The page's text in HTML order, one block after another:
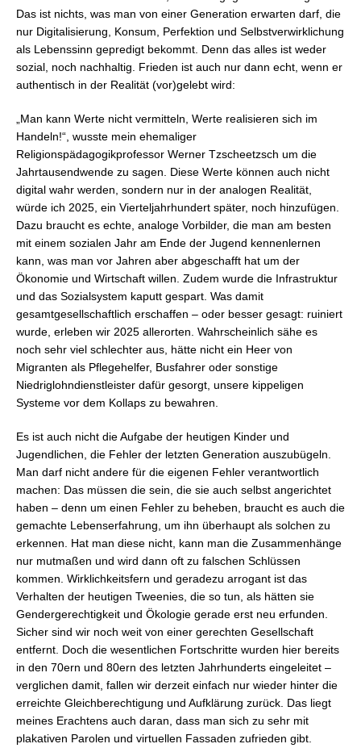
Das ist nichts, was man von einer Generation erwarten darf, die
nur Digitalisierung, Konsum, Perfektion und Selbstverwirklichung
als Lebenssinn gepredigt bekommt. Denn das alles ist weder
sozial, noch nachhaltig. Frieden ist auch nur dann echt, wenn er
authentisch in der Realität (vor)gelebt wird:
„Man kann Werte nicht vermitteln, Werte realisieren sich im
Handeln!“, wusste mein ehemaliger
Religionspädagogikprofessor Werner Tzscheetzsch um die
Jahrtausendwende zu sagen. Diese Werte können auch nicht
digital wahr werden, sondern nur in der analogen Realität,
würde ich 2025, ein Vierteljahrhundert später, noch hinzufügen.
Dazu braucht es echte, analoge Vorbilder, die man am besten
mit einem sozialen Jahr am Ende der Jugend kennenlernen
kann, was man vor Jahren aber abgeschafft hat um der
Ökonomie und Wirtschaft willen. Zudem wurde die Infrastruktur
und das Sozialsystem kaputt gespart. Was damit
gesamtgesellschaftlich erschaffen – oder besser gesagt: ruiniert
wurde, erleben wir 2025 allerorten. Wahrscheinlich sähe es
noch sehr viel schlechter aus, hätte nicht ein Heer von
Migranten als Pflegehelfer, Busfahrer oder sonstige
Niedriglohndienstleister dafür gesorgt, unsere kippeligen
Systeme vor dem Kollaps zu bewahren.
Es ist auch nicht die Aufgabe der heutigen Kinder und
Jugendlichen, die Fehler der letzten Generation auszubügeln.
Man darf nicht andere für die eigenen Fehler verantwortlich
machen: Das müssen die sein, die sie auch selbst angerichtet
haben – denn um einen Fehler zu beheben, braucht es auch die
gemachte Lebenserfahrung, um ihn überhaupt als solchen zu
erkennen. Hat man diese nicht, kann man die Zusammenhänge
nur mutmaßen und wird dann oft zu falschen Schlüssen
kommen. Wirklichkeitsfern und geradezu arrogant ist das
Verhalten der heutigen Tweenies, die so tun, als hätten sie
Gendergerechtigkeit und Ökologie gerade erst neu erfunden.
Sicher sind wir noch weit von einer gerechten Gesellschaft
entfernt. Doch die wesentlichen Fortschritte wurden hier bereits
in den 70ern und 80ern des letzten Jahrhunderts eingeleitet –
verglichen damit, fallen wir derzeit einfach nur wieder hinter die
erreichte Gleichberechtigung und Aufklärung zurück. Das liegt
meines Erachtens auch daran, dass man sich zu sehr mit
plakativen Parolen und virtuellen Fassaden zufrieden gibt.